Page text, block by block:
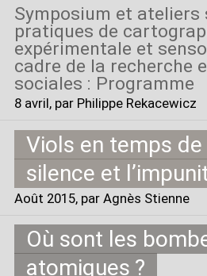
Symposium et ateliers
pratiques de
expérimentale et
cadre de la recherche
sociales : Programme
8 avril, par Philippe Rekacewicz
Viols en temps de
silence et
Août 2015, par Agnès Stienne
Où sont les
atomiques ?